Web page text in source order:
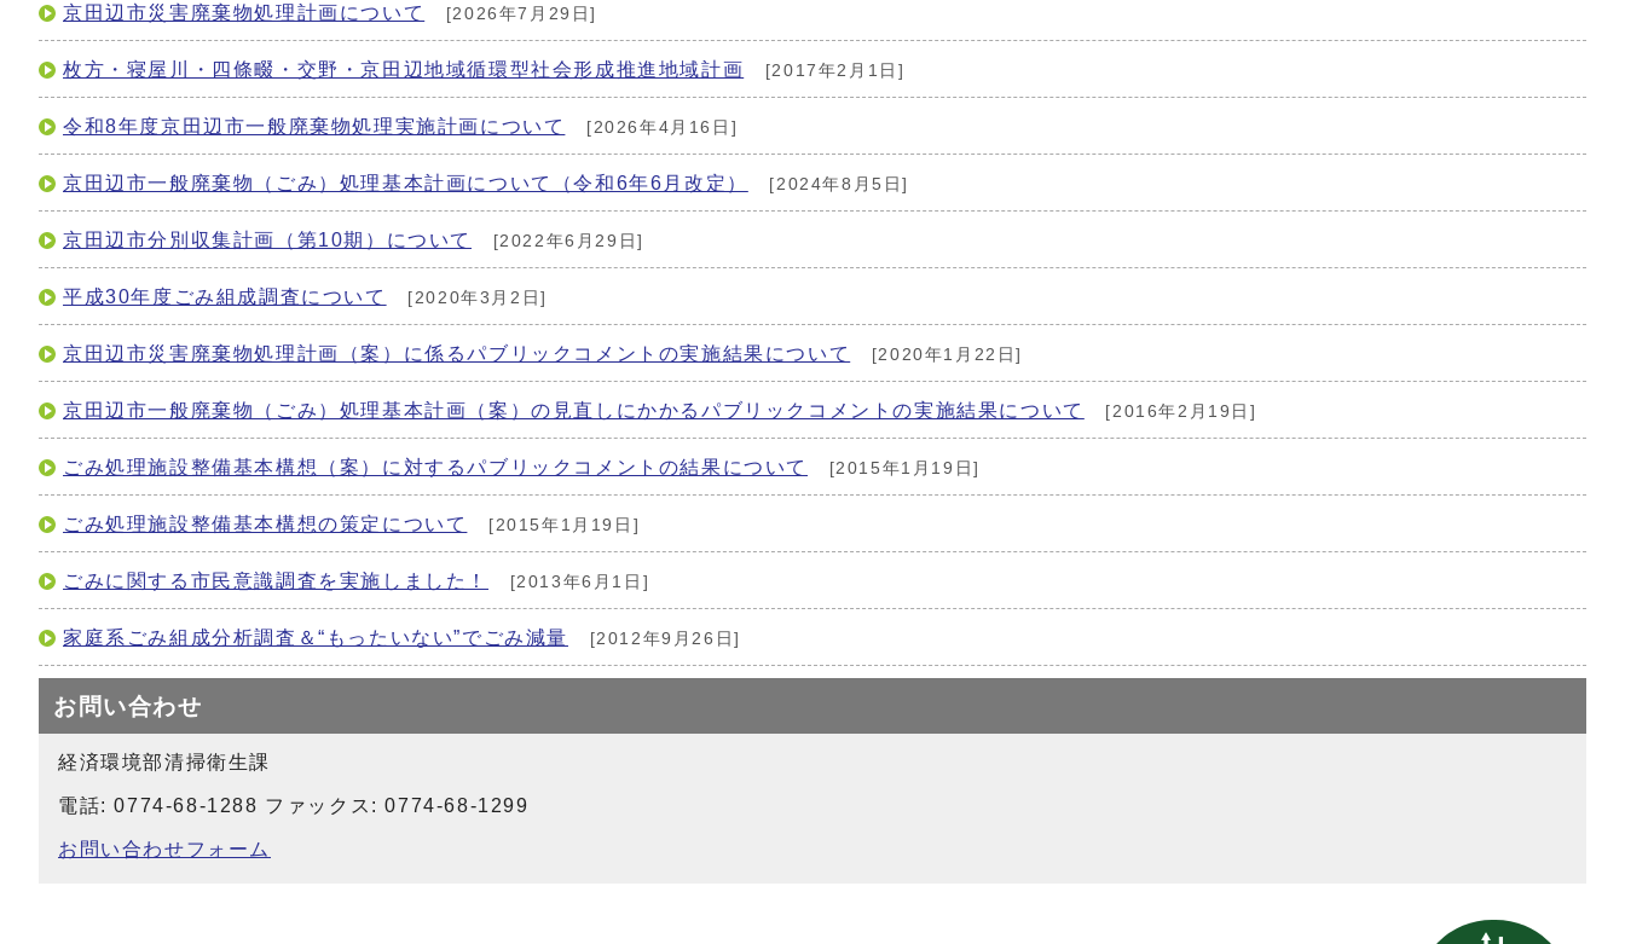
京田辺市災害廃棄物処理計画について [2026年7月29日]
枚方・寝屋川・四條畷・交野・京田辺地域循環型社会形成推進地域計画 [2017年2月1日]
令和8年度京田辺市一般廃棄物処理実施計画について [2026年4月16日]
京田辺市一般廃棄物（ごみ）処理基本計画について（令和6年6月改定） [2024年8月5日]
京田辺市分別収集計画（第10期）について [2022年6月29日]
平成30年度ごみ組成調査について [2020年3月2日]
京田辺市災害廃棄物処理計画（案）に係るパブリックコメントの実施結果について [2020年1月22日]
京田辺市一般廃棄物（ごみ）処理基本計画（案）の見直しにかかるパブリックコメントの実施結果について [2016年2月19日]
ごみ処理施設整備基本構想（案）に対するパブリックコメントの結果について [2015年1月19日]
ごみ処理施設整備基本構想の策定について [2015年1月19日]
ごみに関する市民意識調査を実施しました！ [2013年6月1日]
家庭系ごみ組成分析調査＆“もったいない”でごみ減量 [2012年9月26日]
お問い合わせ
経済環境部清掃衛生課
電話: 0774-68-1288 ファックス: 0774-68-1299
お問い合わせフォーム